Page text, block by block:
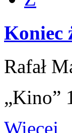
Koniec
Rafał
„Kino”
Więcej